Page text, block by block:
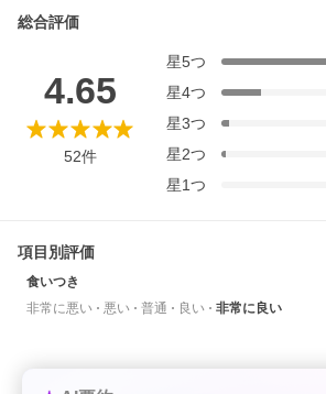
総合評価
4.65
52件
星5つ
星4つ
星3つ
星2つ
星1つ
項目別評価
食いつき
非常に悪い
悪い 普通 良い 非常に良い